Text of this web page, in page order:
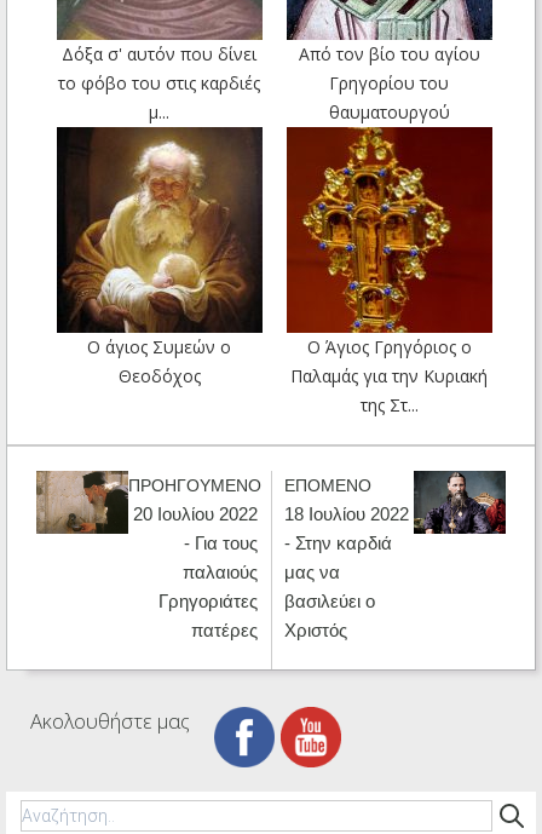
Δόξα σ' αυτόν που δίνει
το φόβο του στις καρδιές
μ...
Από τον βίο του αγίου
Γρηγορίου του
θαυματουργού
Ο άγιος Συμεών ο
Θεοδόχος
Ο Άγιος Γρηγόριος ο
Παλαμάς για την Κυριακή
της Στ...
ΠΡΟΗΓΟΥΜΕΝΟ
20 Ιουλίου 2022
- Για τους
παλαιούς
Γρηγοριάτες
πατέρες
ΕΠΟΜΕΝΟ
18 Ιουλίου 2022
- Στην καρδιά
μας να
βασιλεύει ο
Χριστός
Ακολουθήστε μας